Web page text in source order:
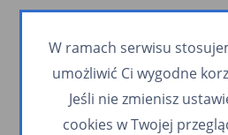
W ramach serwisu
umożliwić Ci wygodne
Jeśli nie zmienisz
cookies w Twojej